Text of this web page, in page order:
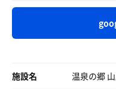
それから，今日はマ
三つ葉の日にちなん
し、最高。
温泉はぬるめ、ふ
熱中症なりかけてま
施設名 温泉の郷